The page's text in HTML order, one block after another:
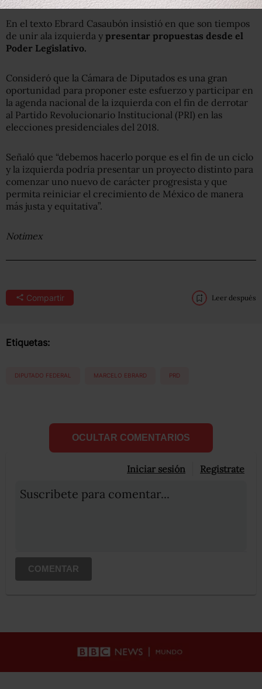
En el texto Ebrard Casaubón insistió en que son tiempos
de unir ala izquierda y presentar propuestas desde el
Poder Legislativo.
Consideró que la Cámara de Diputados es una gran
oportunidad para proponer este esfuerzo y participar en
la agenda nacional de la izquierda con el fin de derrotar
al Partido Revolucionario Institucional (PRI) en las
elecciones presidenciales del 2018.
Señaló que “debemos hacerlo porque es el fin de un ciclo
y la izquierda podría presentar un proyecto distinto para
comenzar uno nuevo de carácter progresista y que
permita reiniciar el crecimiento de México de manera
más justa y equitativa”.
Notimex
Compartir Leer después
Etiquetas:
DIPUTADO FEDERAL MARCELO EBRARD PRD
OCULTAR COMENTARIOS
Iniciar sesión Registrate
Suscribete para comentar...
COMENTAR